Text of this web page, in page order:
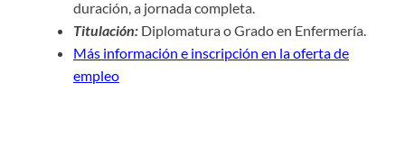
duración, a jornada completa.
Titulación: Diplomatura o Grado en Enfermería.
Más información e inscripción en la oferta de
empleo